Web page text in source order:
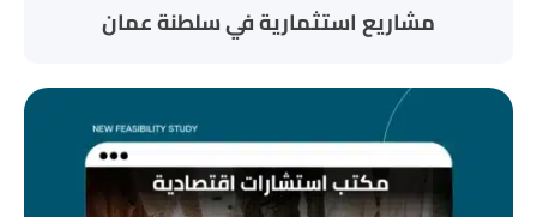
مشاريع استثمارية في سلطنة عمان